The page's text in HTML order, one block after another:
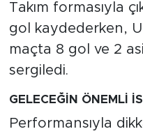
Takım formasıyla
gol kaydederken,
maçta 8 gol ve 2
sergiledi.
GELECEĞİN ÖNEMLİ
Performansıyla